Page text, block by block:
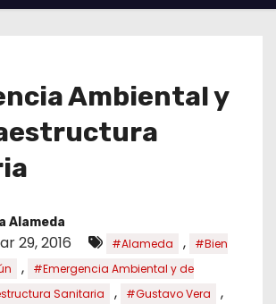
Ambiental y
Alameda
29, 2016 #Alameda ,
#Bien
,
#Emergencia Ambiental y de
Sanitaria
, #Gustavo Vera ,